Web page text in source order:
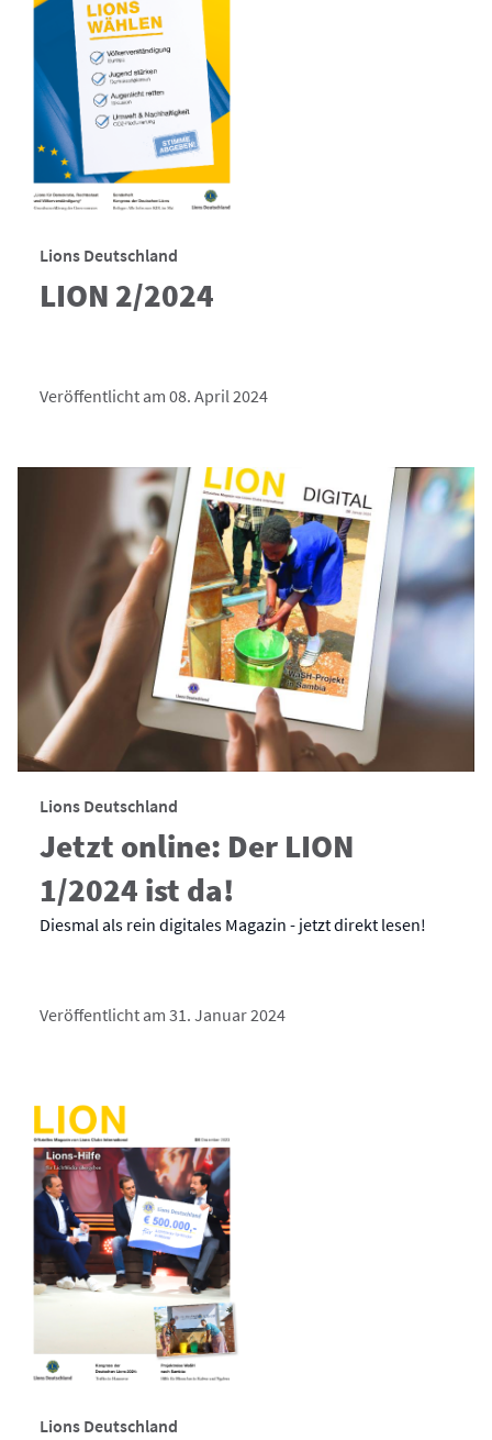
Lions Deutschland
LION 2/2024
Veröffentlicht am 08. April 2024
Lions Deutschland
Jetzt online: Der LION
1/2024 ist da!
Diesmal als rein digitales Magazin - jetzt direkt lesen!
Veröffentlicht am 31. Januar 2024
Lions Deutschland